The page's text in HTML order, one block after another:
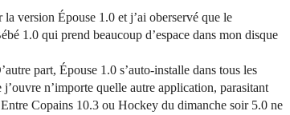
version Épouse 1.0 et j’ai oberservé que le
1.0 qui prend beaucoup d’espace dans mon disque
part, Épouse 1.0 s’auto-installe dans tous les
n’importe quelle autre application, parasitant
Copains 10.3 ou Hockey du dimanche soir 5.0 ne